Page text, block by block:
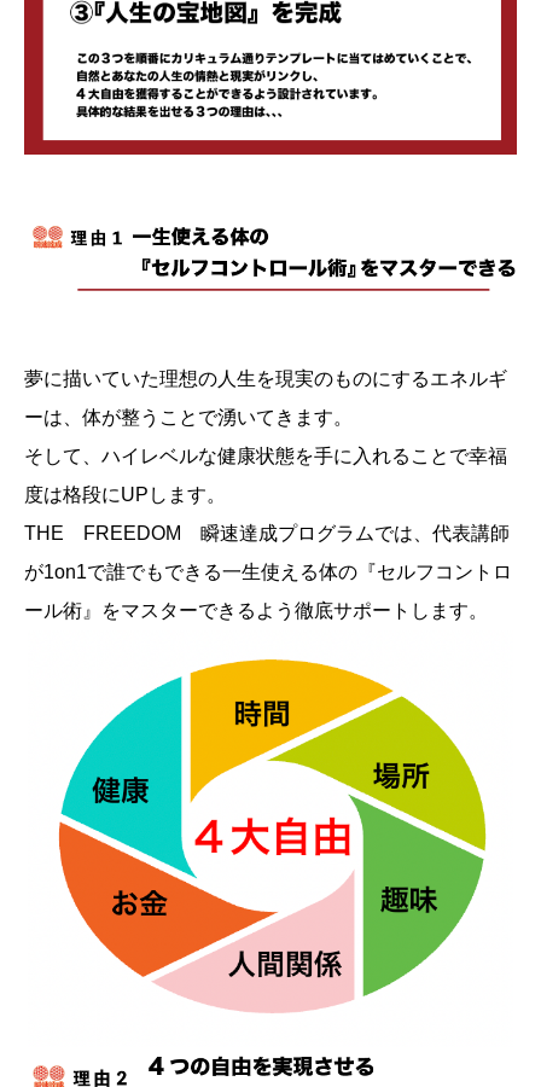
夢に描いていた理想の人生を現実のものにするエネルギ
ーは、体が整うことで湧いてきます。
そして、ハイレベルな健康状態を手に入れることで幸福
度は格段にUPします。
THE FREEDOM 瞬速達成プログラムでは、代表講師
が1on1で誰でもできる一生使える体の『セルフコントロ
ール術』をマスターできるよう徹底サポートします。